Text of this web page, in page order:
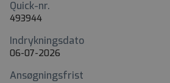
Quick-nr.
493944
Indrykningsdato
06-07-2026
Ansøgningsfrist